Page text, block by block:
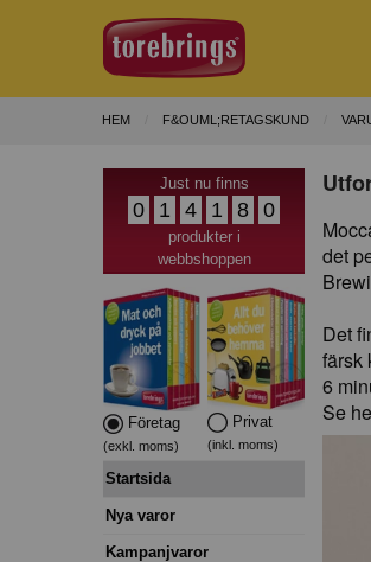
HEM F&OUML;RETAGSKUND
Just nu finns
0 1 4 1 8 0
produkter i
webbshoppen
Företag
(exkl. moms)
Privat
(inkl. moms)
Startsida
Nya varor
Kampanjvaror
det
Det
färsk
6
Se